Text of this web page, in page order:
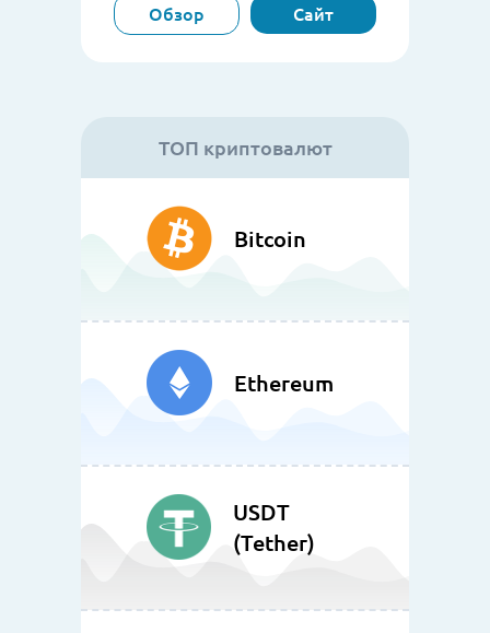
Обзор Сайт
ТОП криптовалют
Bitcoin
Ethereum
USDT
(Tether)